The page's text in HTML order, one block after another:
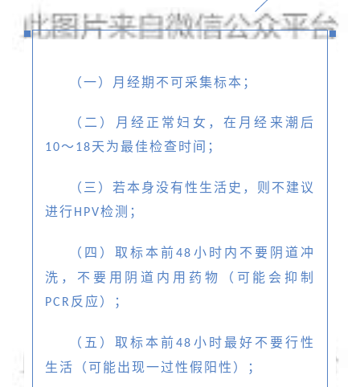
（一）月经期不可采集标本；
（二）月经正常妇女，在月经来潮后
10～ 18天为最佳检查时间；
（三）若本身没有性生活史，则不建议
进行 HPV检测；
（四）取标本前48 小时内不要阴道冲
洗，不要用阴道内用药物（可能会抑制
PCR 反应）；
（五）取标本前48 小时最好不要行性
生活（可能出现一过性假阳性）；